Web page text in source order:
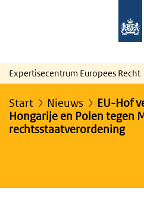
Expertisecentrum Europees Recht
Start Nieuws
EU-Hof
Hongarije en Polen tegen
rechtsstaatverordening